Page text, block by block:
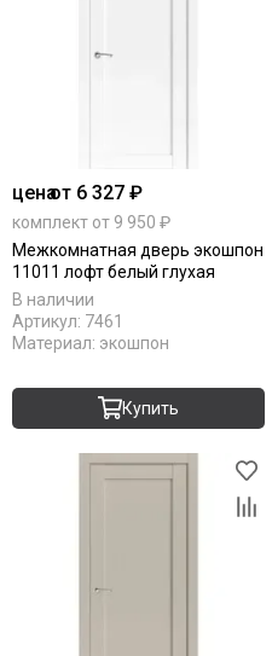
ценаот 6 327 ₽
комплект от 9 950 ₽
Межкомнатная дверь экошпон
11011 лофт белый глухая
В наличии
Артикул: 7461
Материал: экошпон
Купить